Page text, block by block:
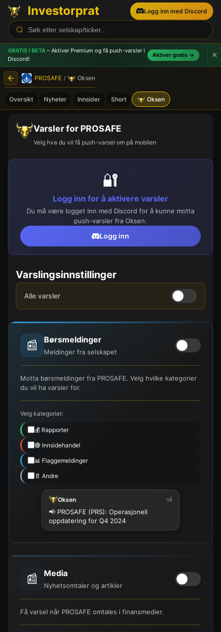
Investorprat Logg inn med Discord
GRATIS I BETA – Aktiver Premium og få push-varsler i
Discord!
Aktiver gratis →
PROSAFE / Oksen
Oversikt Nyheter Innsider Short Oksen
Varsler for PROSAFE
Velg hva du vil få push-varsel om på mobilen
🔐
Logg inn for å aktivere varsler
Du må være logget inn med Discord for å kunne motta
push-varsler fra Oksen.
Logg inn
Varslingsinnstillinger
Alle varsler
📰 Børsmeldinger
Meldinger fra selskapet
Motta børsmeldinger fra PROSAFE. Velg hvilke kategorier
du vil ha varsler for.
Velg kategorier:
💰 Rapporter
🔴 Innsidehandel
📊 Flaggemeldinger
📄 Andre
Oksen nå
📢 PROSAFE (PRS): Operasjonell
oppdatering for Q4 2024
📰 Media
Nyhetsomtaler og artikler
Få varsel når PROSAFE omtales i finansmedier.